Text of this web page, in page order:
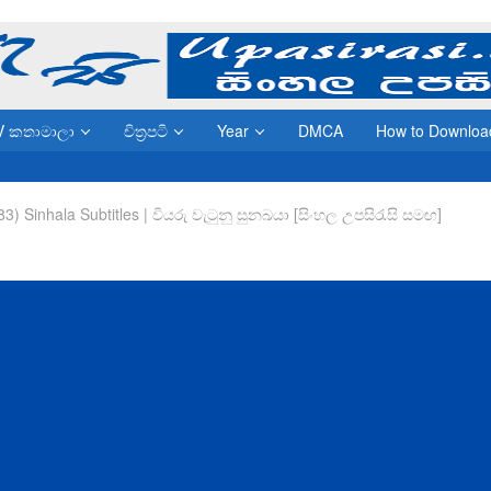
කතාමාලා චිත්‍රපටි Year DMCA How to
Sinhala Subtitles | වියරු වැටුනු සුනඛයා [සිංහල උපසිරැසි සමඟ]